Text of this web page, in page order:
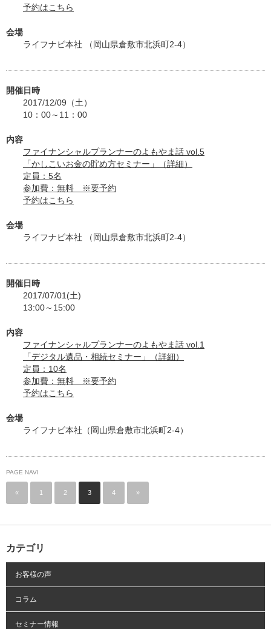
予約はこちら
会場
ライフナビ本社 （岡山県倉敷市北浜町2-4）
開催日時
2017/12/09（土）
10：00～11：00
内容
ファイナンシャルプランナーのよもやま話 vol.5
「かしこいお金の貯め方セミナー」（詳細）
定員：5名
参加費：無料 ※要予約
予約はこちら
会場
ライフナビ本社 （岡山県倉敷市北浜町2-4）
開催日時
2017/07/01(土)
13:00～15:00
内容
ファイナンシャルプランナーのよもやま話 vol.1
「デジタル遺品・相続セミナー」（詳細）
定員：10名
参加費：無料 ※要予約
予約はこちら
会場
ライフナビ本社（岡山県倉敷市北浜町2-4）
PAGE NAVI
« 1 2 3 4 »
カテゴリ
お客様の声
コラム
セミナー情報